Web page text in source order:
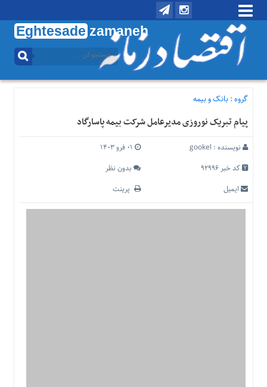
Eghtesade zamaneh
منوی
تماس
درباره
منوی
اصلی
خانه
گروه :بانک و بیمه
پیام تبریک نوروزی مدیرعامل شرکت بیمه پاسارگاد
نویسنده : gookel
کد خبر 92996
بدون نظر
ایمیل
پرینت